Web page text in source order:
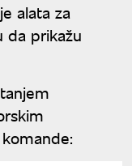
alata za
da prikažu